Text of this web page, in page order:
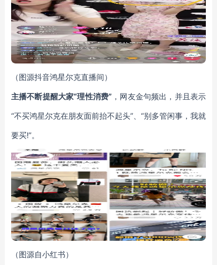
（图源抖音鸿星尔克直播间）
主播不断提醒大家“理性消费” ，网友金句频出，并且表示
“不买鸿星尔克在朋友面前抬不起头”、“别多管闲事，我就
要买!”。
（图源自小红书）